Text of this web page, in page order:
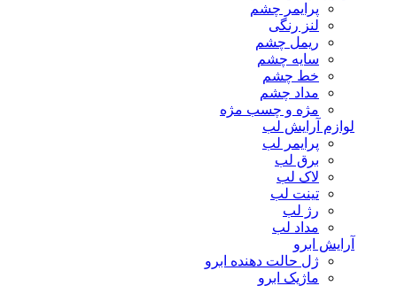
پرایمر چشم
لنز رنگی
ریمل چشم
سایه چشم
خط چشم
مداد چشم
مژه و چسب مژه
لوازم آرایش لب
پرایمر لب
برق لب
لاک لب
تینت لب
رژ لب
مداد لب
آرایش ابرو
ژل حالت دهنده ابرو
ماژیک ابرو